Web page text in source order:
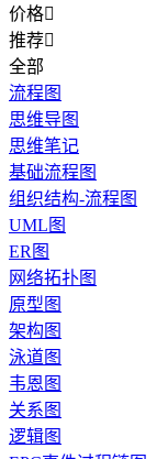
价格
推荐
全部
流程图
思维导图
思维笔记
基础流程图
组织结构-流程图
UML图
ER图
网络拓扑图
原型图
架构图
泳道图
韦恩图
关系图
逻辑图